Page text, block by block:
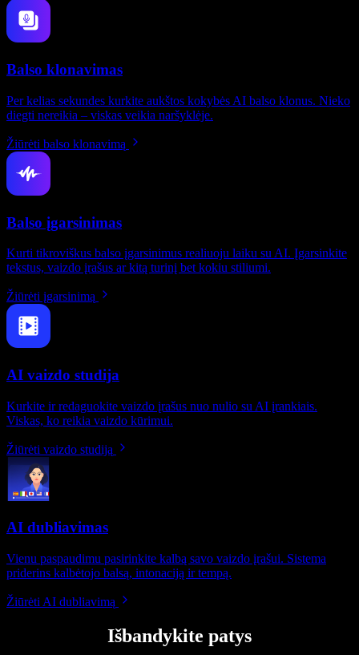
Balso klonavimas
Per kelias sekundes kurkite aukštos kokybės AI balso klonus. Nieko
diegti nereikia – viskas veikia naršyklėje.
Žiūrėti balso klonavimą
Balso įgarsinimas
Kurti tikroviškus balso įgarsinimus realiuoju laiku su AI. Įgarsinkite
tekstus, vaizdo įrašus ar kitą turinį bet kokiu stiliumi.
Žiūrėti įgarsinimą
AI vaizdo studija
Kurkite ir redaguokite vaizdo įrašus nuo nulio su AI įrankiais.
Viskas, ko reikia vaizdo kūrimui.
Žiūrėti vaizdo studiją
AI dubliavimas
Vienu paspaudimu pasirinkite kalbą savo vaizdo įrašui. Sistema
priderins kalbėtojo balsą, intonaciją ir tempą.
Žiūrėti AI dubliavimą
Išbandykite patys